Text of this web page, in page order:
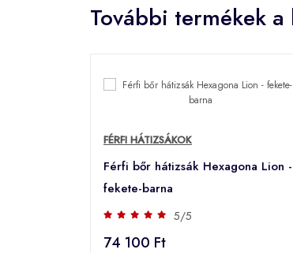
További termékek
FÉRFI HÁTIZSÁKOK
Férfi bőr hátizsák Hexagona Lion -
fekete-barna
5/5
74 100 Ft